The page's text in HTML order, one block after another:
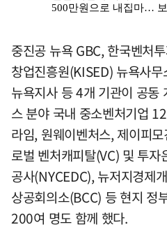
중진공 뉴욕 GBC, 한국벤처
창업진흥원(KISED) 뉴욕사
뉴욕지사 등 4개 기관이 공동
스 분야 국내 중소벤처기업
라임, 원웨이벤처스, 제이피
로벌 벤처캐피탈(VC) 및 투
공사(NYCEDC), 뉴저지경제
상공회의소(BCC) 등 현지 정
200여 명도 함께 했다.